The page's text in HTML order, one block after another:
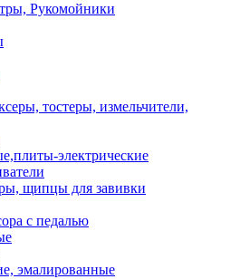
Рукомойники
тостеры, измельчители,
электрические
щипцы для завивки
с педалью
эмалированные